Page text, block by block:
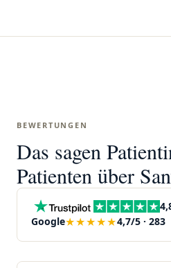
BEWERTUNGEN
Das sagen
Patienten über
Google★★★★★4,7/5 · 283